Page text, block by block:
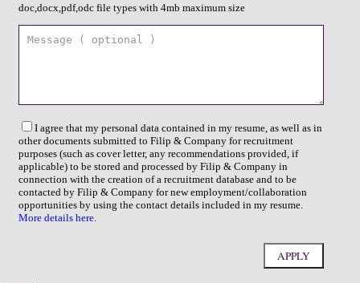
doc,docx,pdf,odc file types with 4mb maximum size
I agree that my personal data contained in my resume, as well as in
other documents submitted to Filip & Company for recruitment
purposes (such as cover letter, any recommendations provided, if
applicable) to be stored and processed by Filip & Company in
connection with the creation of a recruitment database and to be
contacted by Filip & Company for new employment/collaboration
opportunities by using the contact details included in my resume.
More details here.